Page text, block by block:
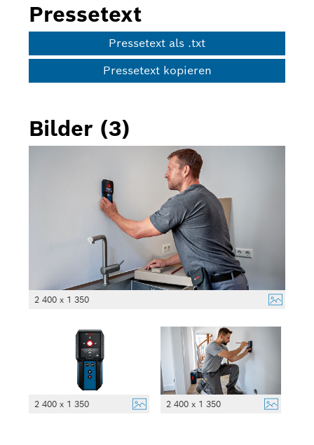
Pressetext
Pressetext als .txt
Pressetext kopieren
Bilder (3)
2 400 x 1 350
2 400 x 1 350 2 400 x 1 350